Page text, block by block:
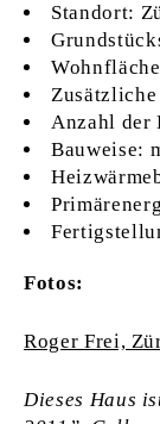
Standort:
Anzahl der
Bauweise:
Fotos:
Roger Frei,
Dieses Haus